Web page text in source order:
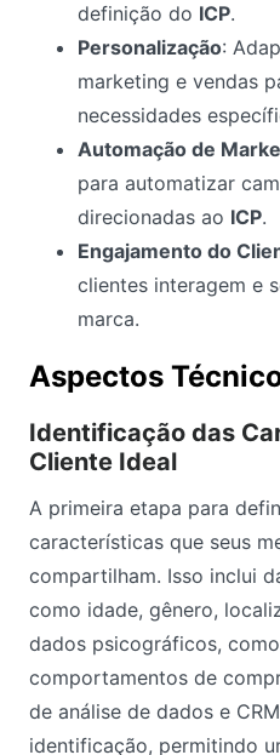
definição do ICP.
Personalização:
marketing e vendas
necessidades
Automação de
para automatizar
direcionadas ao ICP.
Engajamento do
clientes interagem e
marca.
Aspectos
Identificação das
Cliente Ideal
A primeira etapa para
características que seus
compartilham. Isso inclui
como idade, gênero,
dados psicográficos,
comportamentos de
de análise de dados e
identificação, permitindo